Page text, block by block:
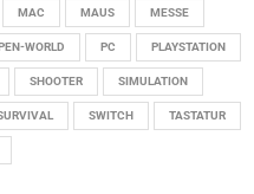
MAC MAUS MESSE
WORLD PC PLAYSTATION
SHOOTER SIMULATION
SWITCH TASTATUR